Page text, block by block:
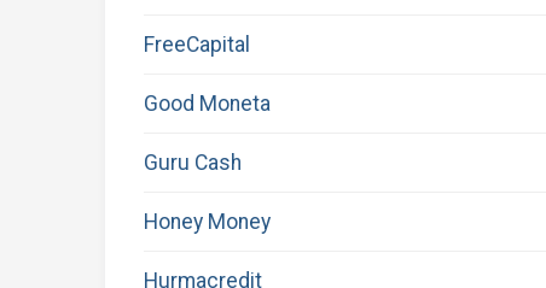
FreeCapital
Good Moneta
Guru Cash
Honey Money
Hurmacredit